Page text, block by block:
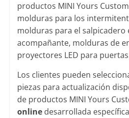
productos MINI Yours
molduras para los
molduras para el salpicadero
acompañante, molduras de
proyectores LED para
Los clientes pueden
piezas para actualización
de productos MINI Yours
online desarrollada